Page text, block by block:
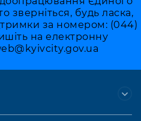
зверніться, будь ласка,
за номером: (044)
на електронну